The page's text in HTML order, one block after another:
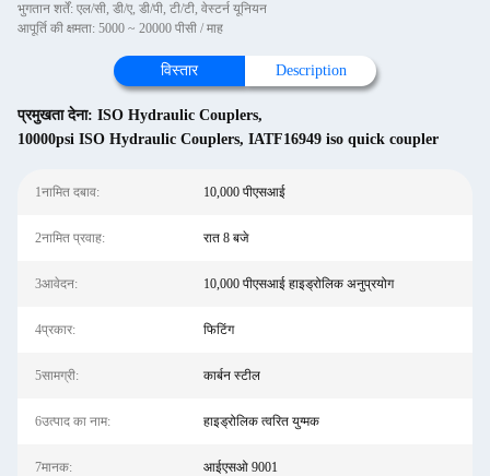
भुगतान शर्तें: एल/सी, डी/ए, डी/पी, टी/टी, वेस्टर्न यूनियन
आपूर्ति की क्षमता: 5000 ~ 20000 पीसी / माह
विस्तार Description
प्रमुखता देना: ISO Hydraulic Couplers,
10000psi ISO Hydraulic Couplers, IATF16949 iso quick coupler
1नामित दबाव: 10,000 पीएसआई
2नामित प्रवाह: रात 8 बजे
3आवेदन: 10,000 पीएसआई हाइड्रोलिक अनुप्रयोग
4प्रकार: फिटिंग
5सामग्री: कार्बन स्टील
6उत्पाद का नाम: हाइड्रोलिक त्वरित युग्मक
7मानक: आईएसओ 9001